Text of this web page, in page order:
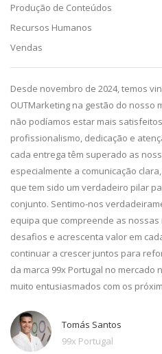
Produção de Conteúdos
Recursos Humanos
Vendas
Desde novembro de 2024, temos
OUTMarketing na gestão do nosso
não podíamos estar mais
profissionalismo, dedicação e
cada entrega têm superado as
especialmente a comunicação
que tem sido um verdadeiro pilar
conjunto. Sentimo-nos
equipa que compreende as
desafios e acrescenta valor em
continuar a crescer juntos para
da marca 99x Portugal no mercado
muito entusiasmados com os
Tomás Santos
99x Portugal